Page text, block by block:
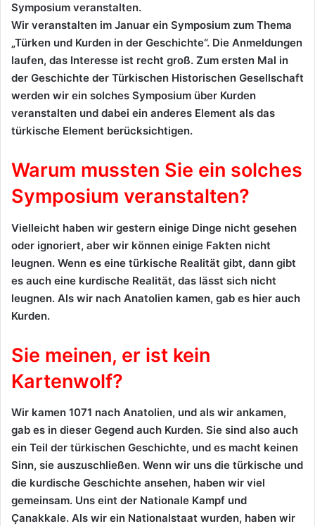
Symposium veranstalten.
Wir veranstalten im Januar ein Symposium zum Thema
„Türken und Kurden in der Geschichte“. Die Anmeldungen
laufen, das Interesse ist recht groß. Zum ersten Mal in
der Geschichte der Türkischen Historischen Gesellschaft
werden wir ein solches Symposium über Kurden
veranstalten und dabei ein anderes Element als das
türkische Element berücksichtigen.
Warum mussten Sie ein solches
Symposium veranstalten?
Vielleicht haben wir gestern einige Dinge nicht gesehen
oder ignoriert, aber wir können einige Fakten nicht
leugnen. Wenn es eine türkische Realität gibt, dann gibt
es auch eine kurdische Realität, das lässt sich nicht
leugnen. Als wir nach Anatolien kamen, gab es hier auch
Kurden.
Sie meinen, er ist kein
Kartenwolf?
Wir kamen 1071 nach Anatolien, und als wir ankamen,
gab es in dieser Gegend auch Kurden. Sie sind also auch
ein Teil der türkischen Geschichte, und es macht keinen
Sinn, sie auszuschließen. Wenn wir uns die türkische und
die kurdische Geschichte ansehen, haben wir viel
gemeinsam. Uns eint der Nationale Kampf und
Çanakkale. Als wir ein Nationalstaat wurden, haben wir